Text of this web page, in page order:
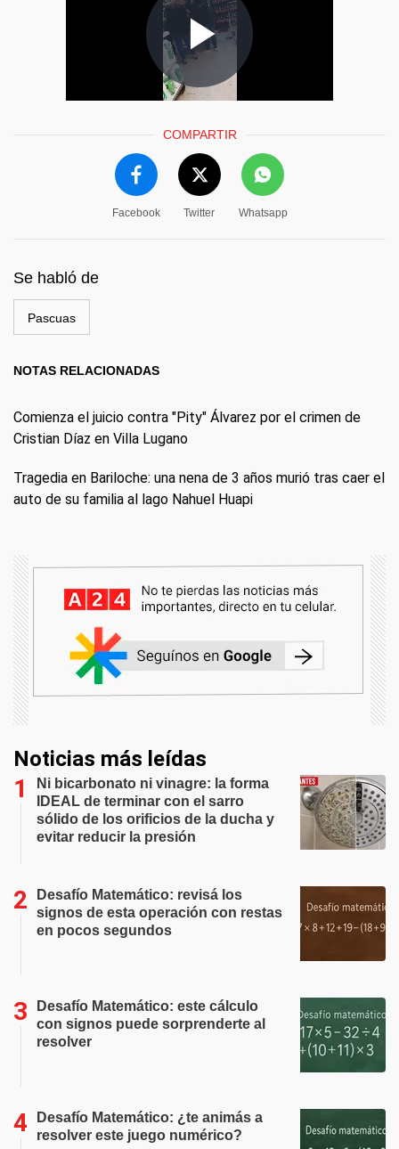
COMPARTIR
Facebook Twitter Whatsapp
Se habló de
Pascuas
NOTAS RELACIONADAS
Comienza el juicio contra "Pity" Álvarez por el crimen de
Cristian Díaz en Villa Lugano
Tragedia en Bariloche: una nena de 3 años murió tras caer el
auto de su familia al lago Nahuel Huapi
Noticias más leídas
Ni bicarbonato ni vinagre: la forma
IDEAL de terminar con el sarro
sólido de los orificios de la ducha y
evitar reducir la presión
Desafío Matemático: revisá los
signos de esta operación con restas
en pocos segundos
Desafío Matemático: este cálculo
con signos puede sorprenderte al
resolver
Desafío Matemático: ¿te animás a
resolver este juego numérico?